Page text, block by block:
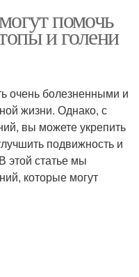
помочь
и голени
очень болезненными и
жизни. Однако, с
вы можете укрепить
подвижность и
этой статье мы
которые могут